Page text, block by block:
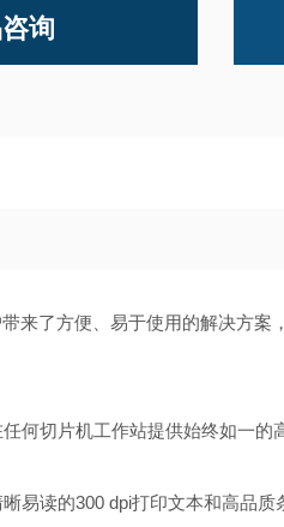
询
了方便、易于使用的解决方案
切片机工作站提供始终如一的
读的300 dpi打印文本和高品质